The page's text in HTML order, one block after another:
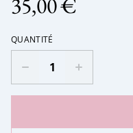
QUANTITÉ